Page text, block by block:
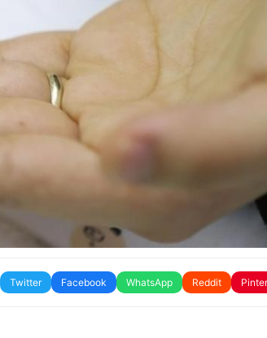
Twitter Facebook WhatsApp Reddit